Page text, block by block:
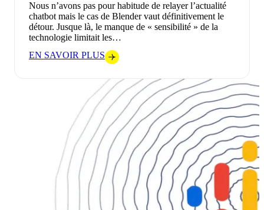
Nous n’avons pas pour habitude de relayer l’actualité
chatbot mais le cas de Blender vaut définitivement le
détour. Jusque là, le manque de « sensibilité » de la
technologie limitait les…
EN SAVOIR PLUS